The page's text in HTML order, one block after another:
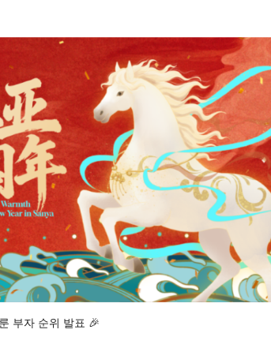
부자 순위 발표 🎉